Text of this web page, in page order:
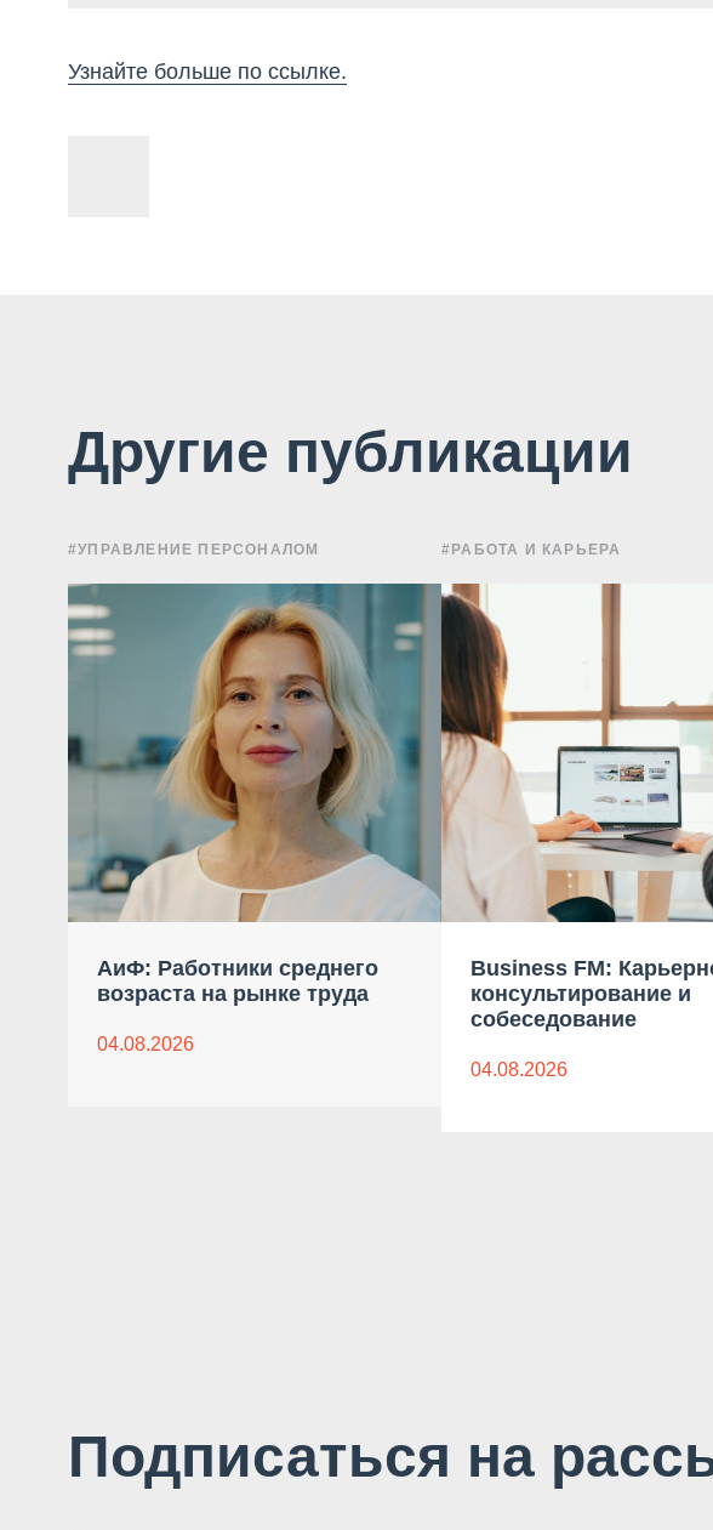
Узнайте больше по ссылке.
Другие публикации
#УПРАВЛЕНИЕ ПЕРСОНАЛОМ
АиФ: Работники среднего
возраста на рынке труда
04.08.2026
#РАБОТА И КАРЬЕРА
Business FM:
консультирование и
собеседование
04.08.2026
Подписаться на